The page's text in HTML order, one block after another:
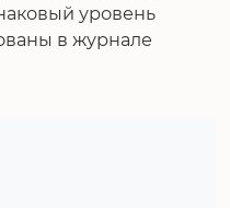
уровень
в журнале